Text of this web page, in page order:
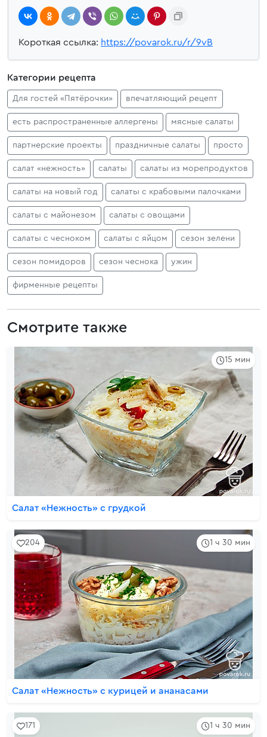
Короткая ссылка: https://povarok.ru/r/9vB
Категории рецепта
Для гостей «Пятёрочки» впечатляющий рецепт
есть распространенные аллергены мясные салаты
партнерские проекты праздничные салаты просто
салат «нежность» салаты салаты из морепродуктов
салаты на новый год салаты с крабовыми палочками
салаты с майонезом салаты с овощами
салаты с чесноком салаты с яйцом сезон зелени
сезон помидоров сезон чеснока ужин
фирменные рецепты
Смотрите также
15 мин
Салат «Нежность» с грудкой
1 ч 30 мин
204
Салат «Нежность» с курицей и ананасами
1 ч 30 мин
171